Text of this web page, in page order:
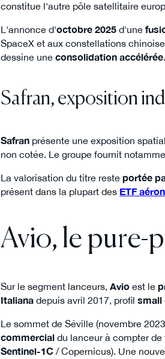
constitue l'autre pôle satellitaire
L'annonce d'octobre 2025 d'une
SpaceX et aux constellations
dessine uneconsolidation accélérée.
Safran, exposition
Safran présente une exposition
non cotée. Le groupe fournit
La valorisation du titre resteportée
présent dans la plupart des ETF
Avio, le pure-
Sur le segment lanceurs,Avio est le
Italiana depuis avril 2017, profilsmall
Le sommet de Séville (novembre
commercial du lanceur à compter
Sentinel-1C / Copernicus). Une